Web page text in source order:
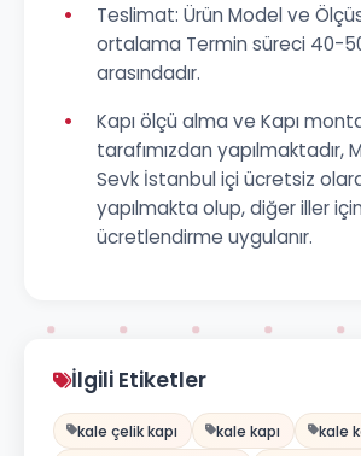
•
Teslimat: Ürün Model ve
ortalama Termin süreci 40-
arasındadır.
•
Kapı ölçü alma ve Kapı
tarafımızdan yapılmaktadır,
Sevk İstanbul içi ücretsiz
yapılmakta olup, diğer iller
ücretlendirme uygulanır.
İlgili Etiketler
kale çelik kapı kale kapı
kale